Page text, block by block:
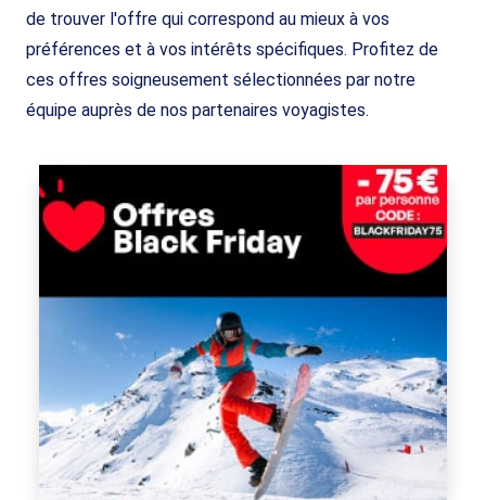
de trouver l'offre qui correspond au mieux à vos
préférences et à vos intérêts spécifiques. Profitez de
ces offres soigneusement sélectionnées par notre
équipe auprès de nos partenaires voyagistes.